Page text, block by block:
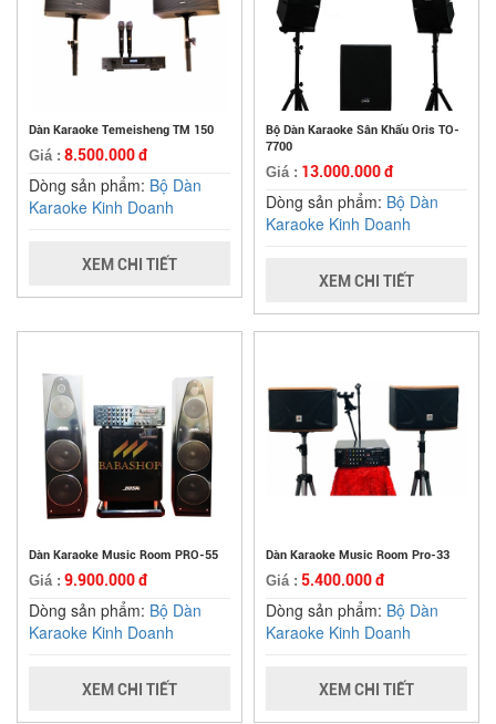
Dàn Karaoke Temeisheng TM 150
Giá : 8.500.000 đ
Dòng sản phẩm: Bộ Dàn
Karaoke Kinh Doanh
XEM CHI TIẾT
Bộ Dàn Karaoke Sân Khấu Oris TO-
7700
Giá : 13.000.000 đ
Dòng sản phẩm: Bộ Dàn
Karaoke Kinh Doanh
XEM CHI TIẾT
Dàn Karaoke Music Room PRO-55
Giá : 9.900.000 đ
Dòng sản phẩm: Bộ Dàn
Karaoke Kinh Doanh
XEM CHI TIẾT
Dàn Karaoke Music Room Pro-33
Giá : 5.400.000 đ
Dòng sản phẩm: Bộ Dàn
Karaoke Kinh Doanh
XEM CHI TIẾT